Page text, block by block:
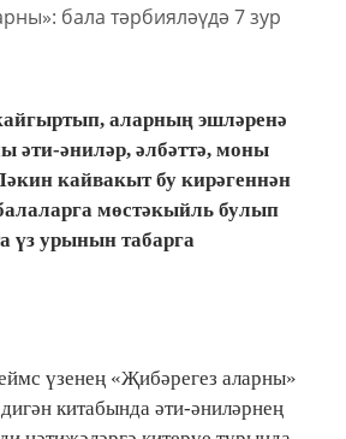
аларның эшләренә
әти-әниләр, әлбәттә, моны
кайвакыт бу кирәгеннән
мөстәкыйль булып
үз урынын табарга
үзенең «Җибәрегез аларны»
китабында әти-әниләрнең